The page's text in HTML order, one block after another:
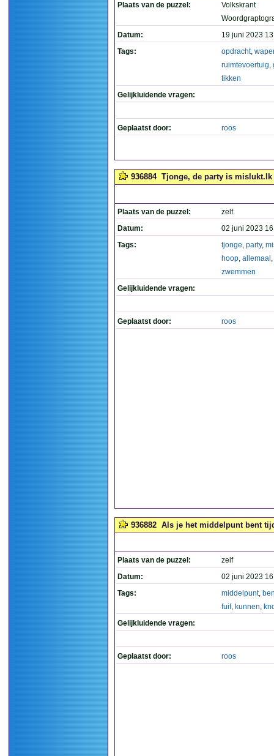
Plaats van de puzzel:
Volkskrant
Datum:
19 juni 2023
Tags:
opdracht,
ruimtevoertuig,
tikken
Gelijkluidende vragen:
Geplaatst door: roos
936884 Tjonge, de party is
Plaats van de puzzel:
zelf.
Datum:
02 juni 2023
Tags:
tjonge, party,
hoop, allemaal ,
zwemmen
Gelijkluidende vragen:
Geplaatst door: roos
936882 Als je het middelpunt bent
Plaats van de puzzel:
zelf
Datum:
02 juni 2023
Tags:
middelpunt,
fuif, kunnen,
Gelijkluidende vragen:
Geplaatst door: roos